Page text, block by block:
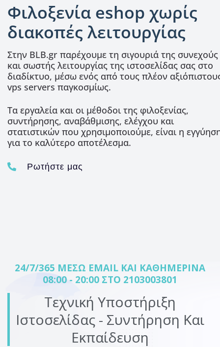
Φιλοξενία eshop χωρίς
διακοπές λειτουργίας
Στην BLB.gr παρέχουμε τη σιγουριά της συνεχούς
και σωστής λειτουργίας της ιστοσελίδας σας στο
διαδίκτυο, μέσω ενός από τους πλέον
vps servers παγκοσμίως.
Τα εργαλεία και οι μέθοδοι της φιλοξενίας,
συντήρησης, αναβάθμισης, ελέγχου και
στατιστικών που χρησιμοποιούμε, είναι η
για το καλύτερο αποτέλεσμα.
Ρωτήστε μας
24/7/365 ΜΈΣΩ EMAIL ΚΑΙ ΚΑΘΗΜΕΡΙΝΆ
08:00 - 20:00 ΣΤΟ 2103003801
Τεχνική Υποστήριξη
Ιστοσελίδας - Συντήρηση Και
Εκπαίδευση